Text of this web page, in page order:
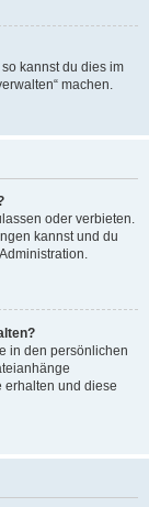
kannst du dies im
machen.
oder verbieten.
kannst und du
in den persönlichen
erhalten und diese